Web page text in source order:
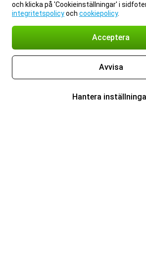
och klicka på 'Cookieinställningar' i
integritetspolicyoch cookiepolicy.
Acceptera
Avvisa
Hantera